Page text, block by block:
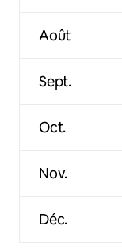
Août
Sept.
Oct.
Nov.
Déc.